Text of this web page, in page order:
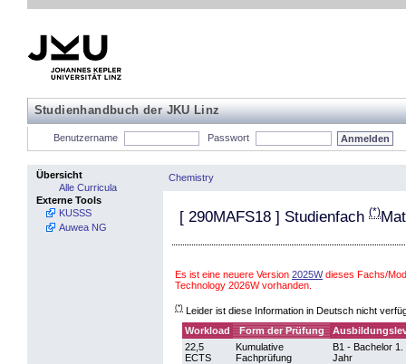
Studienhandbuch der JKU Linz
Benutzername Passwort
Übersicht
Alle Curricula
Externe Tools
KUSSS
Auwea NG
Chemistry
[ 290MAFS18 ] Studienfach (*)
Es ist eine neuere Version 2025Wdieses Fachs/
Technology 2026W vorhanden.
(*) Leider ist diese Information in Deutsch nicht
Workload
Form der Prüfung
22,5
ECTS
Kumulative
Fachprüfung
B1 - Bachelor 1.
Jahr